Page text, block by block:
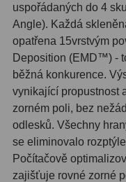
Hledáčky
Optické hledáčky15
Red Dot hledáčky6
Sluneční hledáčky3
Úchyty a držáky
Příslušenství 54
uspořádaných do 4
Angle). Každá
opatřena 15vrstvým
Deposition (EMD™) -
běžná konkurence.
vynikající propustnost
zorném poli, bez
odlesků. Všechny
se eliminovalo
Počítačově
zajišťuje rovné zorné